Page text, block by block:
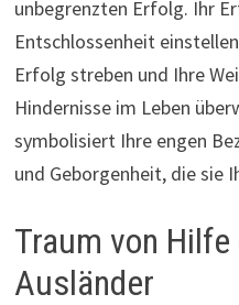
unbegrenzten Erfolg. Ihr
Entschlossenheit
Erfolg streben und Ihre
Hindernisse im Leben
symbolisiert Ihre engen
und Geborgenheit, die sie
Traum von
Ausländer